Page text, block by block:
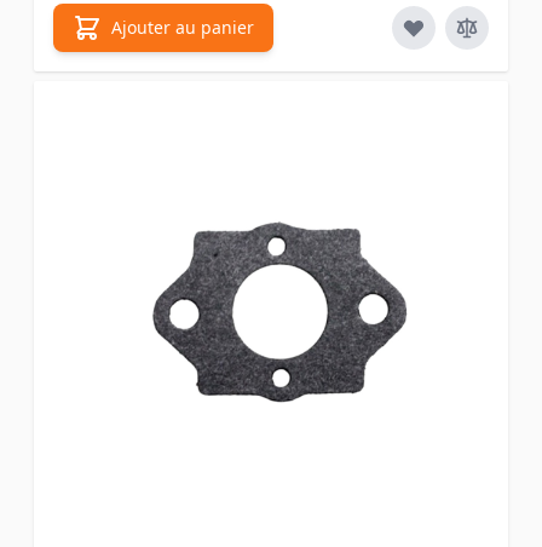
Ajouter au panier